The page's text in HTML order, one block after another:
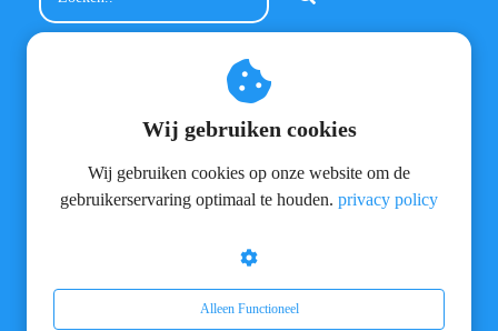
Meienvoort 36
info@meneervloer.nl
+31(0)628800301
BTW nummer: NL810227861B02
Wij gebruiken cookies
Wij gebruiken cookies op onze website om de
gebruikerservaring optimaal te houden. privacy policy
Alleen Functioneel